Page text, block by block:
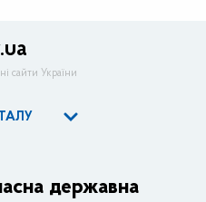
сайти України
державна